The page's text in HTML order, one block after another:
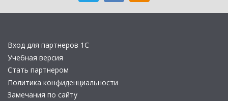
Вход для партнеров 1С
Учебная версия
Стать партнером
Политика конфиденциальности
Замечания по сайту